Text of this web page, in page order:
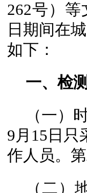
262号）
日期间在
如下：
一、检
（一）
9月15日只
作人员。
（二）